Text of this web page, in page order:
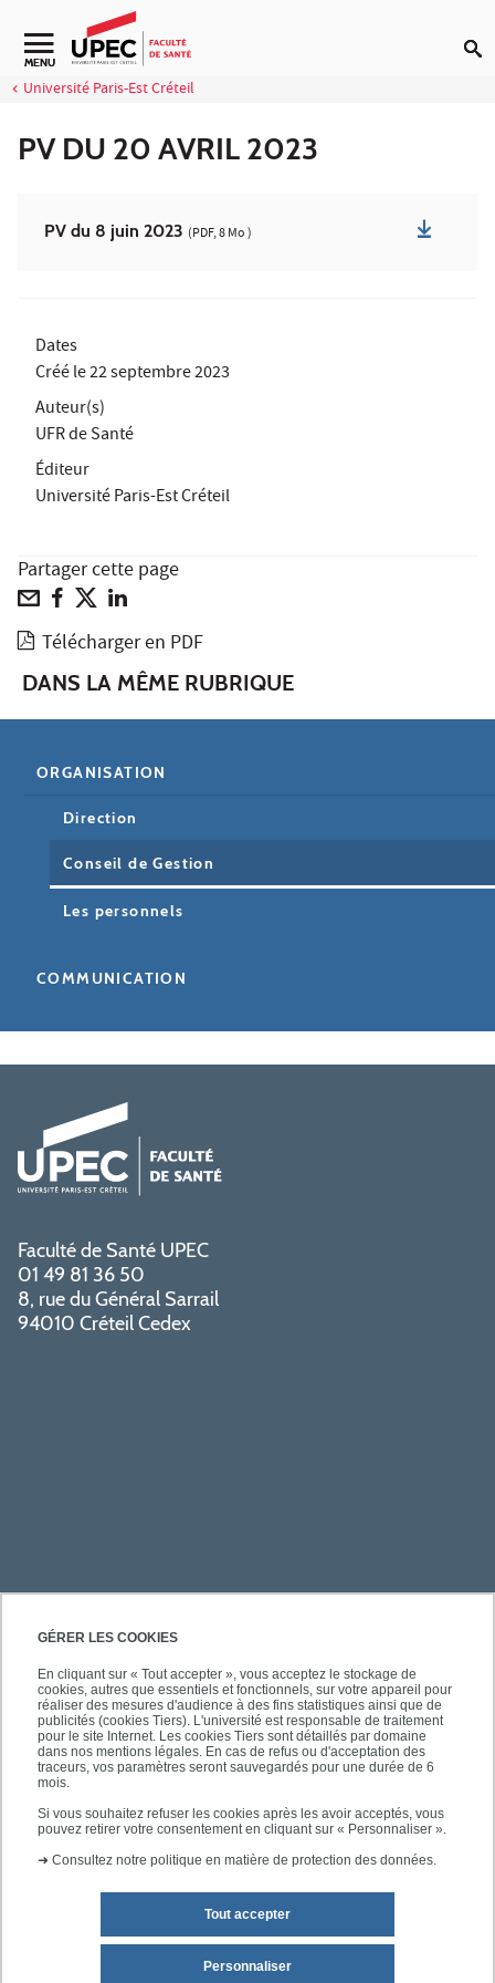
GÉRER LES COOKIES
En cliquant sur « Tout accepter », vous acceptez le stockage de
cookies, autres que essentiels et fonctionnels, sur votre appareil pour
réaliser des mesures d'audience à des fins statistiques ainsi que de
publicités (cookies Tiers). L'université est responsable de traitement
pour le site Internet. Les cookies Tiers sont détaillés par domaine
dans nos mentions légales. En cas de refus ou d'acceptation des
traceurs, vos paramètres seront sauvegardés pour une durée de 6
mois.
Si vous souhaitez refuser les cookies après les avoir acceptés, vous
pouvez retirer votre consentement en cliquant sur « Personnaliser ».
➜ Consultez notre politique en matière de protection des données.
Tout accepter
Personnaliser
Aller au contenu
Navigation secondaire
MENU
Université Paris-Est Créteil
PV DU 20 AVRIL 2023
PV du 8 juin 2023 (PDF, 8 Mo )
Dates
Créé le22 septembre 2023
Auteur(s)
UFR de Santé
Éditeur
Université Paris-Est Créteil
Partager cette page
Télécharger en PDF
DANS LA MÊME RUBRIQUE
ORGANISATION
Direction
Conseil de Gestion
Les personnels
COMMUNICATION
Faculté de Santé UPEC
01 49 81 36 50
8, rue du Général Sarrail
94010 Créteil Cedex
PRATIQUE
ACCÈS RAPIDES
SUIVEZ-NOUS